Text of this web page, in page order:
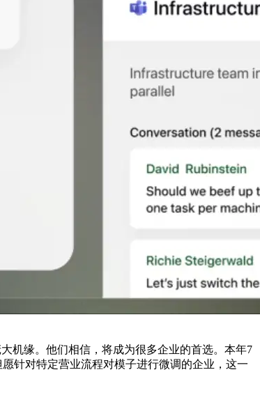
机缘。他们相信，将成为很多企业的首选。本年7
针对特定营业流程对模子进行微调的企业，这一